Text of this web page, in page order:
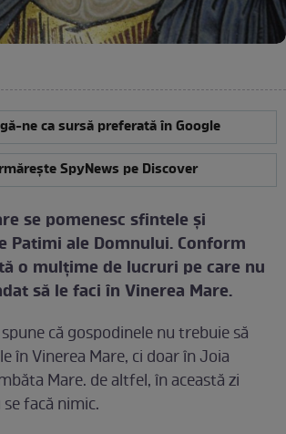
ne ca sursă preferată în Google
SpyNews pe Discover
se pomenesc sfintele şi
Patimi ale Domnului. Conform
o mulţime de lucruri pe care nu
să le faci în Vinerea Mare.
că gospodinele nu trebuie să
în Vinerea Mare, ci doar în Joia
Mare. de altfel, în această zi
facă nimic.